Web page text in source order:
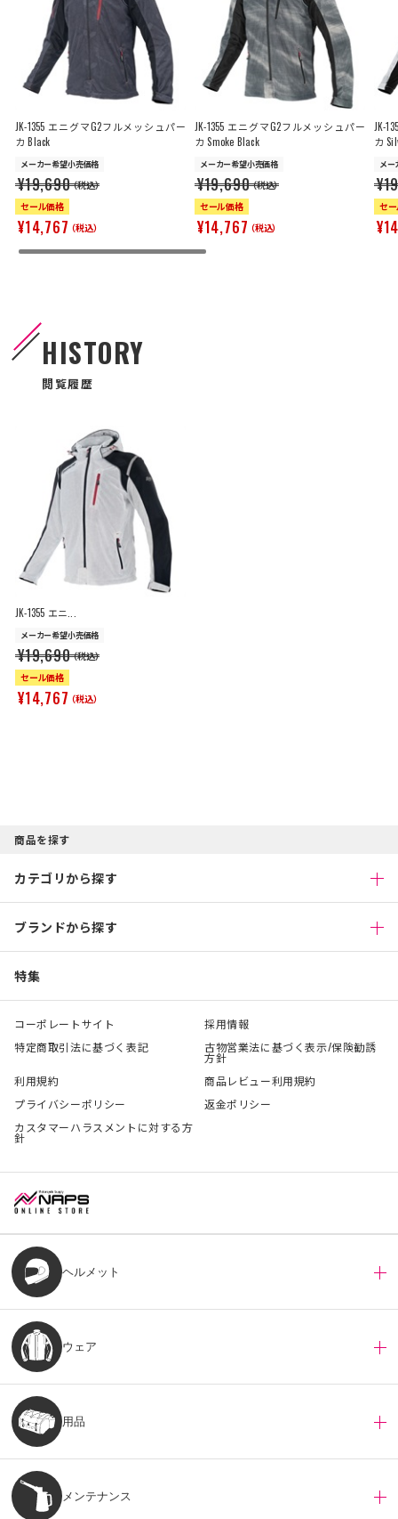
JK-1355 エニグマG2フルメッシュパー
カ Black
メーカー希望小売価格
¥19,690（税込）
セール価格
¥14,767（税込）
JK-1355 エニグマG2フルメッシュパー
カ Smoke Black
メーカー希望小売価格
¥19,690（税込）
セール価格
¥14,767（税込）
JK-
カ
メー
セ
HISTORY
閲覧履歴
JK-1355 エニ...
メーカー希望小売価格
¥19,690（税込）
セール価格
¥14,767（税込）
商品を探す
カテゴリから探す
ブランドから探す
特集
コーポレートサイト
採用情報
特定商取引法に基づく表記
古物営業法に基づく表示/保険勧誘
方針
利用規約
商品レビュー利用規約
プライバシーポリシー
返金ポリシー
カスタマーハラスメントに対する方
針
ヘルメット
ウェア
用品
メンテナンス